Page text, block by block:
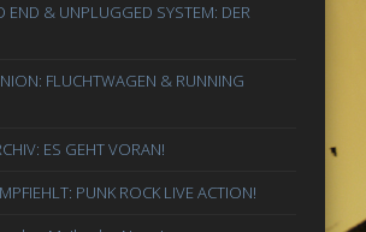
END & UNPLUGGED SYSTEM: DER
FLUCHTWAGEN & RUNNING
ES GEHT VORAN!
PUNK ROCK LIVE ACTION!